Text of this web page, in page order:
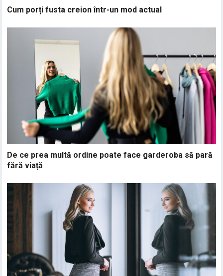
Cum porți fusta creion într-un mod actual
De ce prea multă ordine poate face garderoba să pară
fără viață